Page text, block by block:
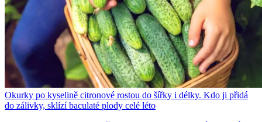
Okurky po kyselině citronové rostou do šířky i délky. Kdo ji přidá
do zálivky, sklízí baculaté plody celé léto